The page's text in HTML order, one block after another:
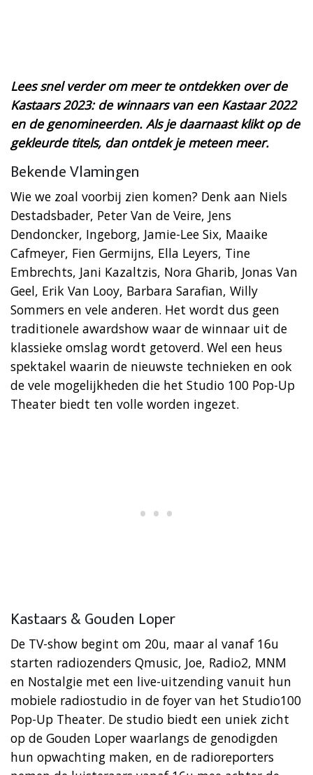
Lees snel verder om meer te ontdekken over de
Kastaars 2023: de winnaars van een Kastaar 2022
en de genomineerden. Als je daarnaast klikt op de
gekleurde titels, dan ontdek je meteen meer.
Bekende Vlamingen
Wie we zoal voorbij zien komen? Denk aan Niels
Destadsbader, Peter Van de Veire, Jens
Dendoncker, Ingeborg, Jamie-Lee Six, Maaike
Cafmeyer, Fien Germijns, Ella Leyers, Tine
Embrechts, Jani Kazaltzis, Nora Gharib, Jonas Van
Geel, Erik Van Looy, Barbara Sarafian, Willy
Sommers en vele anderen. Het wordt dus geen
traditionele awardshow waar de winnaar uit de
klassieke omslag wordt getoverd. Wel een heus
spektakel waarin de nieuwste technieken en ook
de vele mogelijkheden die het Studio 100 Pop-Up
Theater biedt ten volle worden ingezet.
Kastaars & Gouden Loper
De TV-show begint om 20u, maar al vanaf 16u
starten radiozenders Qmusic, Joe, Radio2, MNM
en Nostalgie met een live-uitzending vanuit hun
mobiele radiostudio in de foyer van het Studio100
Pop-Up Theater. De studio biedt een uniek zicht
op de Gouden Loper waarlangs de genodigden
hun opwachting maken, en de radioreporters